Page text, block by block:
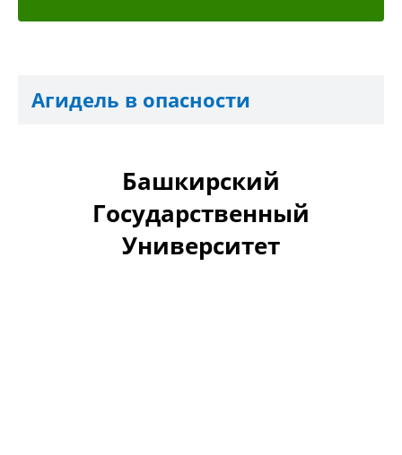
Агидель в опасности
Башкирский
Государственный
Университет